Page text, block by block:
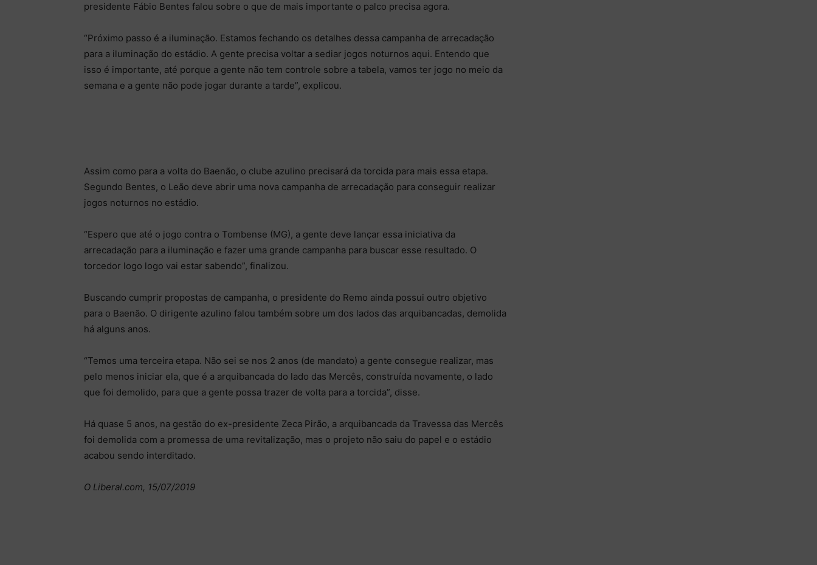
presidente Fábio Bentes falou sobre o que de mais importante o palco precisa agora.
“Próximo passo é a iluminação. Estamos fechando os detalhes dessa campanha de arrecadação
para a iluminação do estádio. A gente precisa voltar a sediar jogos noturnos aqui. Entendo que
isso é importante, até porque a gente não tem controle sobre a tabela, vamos ter jogo no meio da
semana e a gente não pode jogar durante a tarde”, explicou.
Assim como para a volta do Baenão, o clube azulino precisará da torcida para mais essa etapa.
Segundo Bentes, o Leão deve abrir uma nova campanha de arrecadação para conseguir realizar
jogos noturnos no estádio.
“Espero que até o jogo contra o Tombense (MG), a gente deve lançar essa iniciativa da
arrecadação para a iluminação e fazer uma grande campanha para buscar esse resultado. O
torcedor logo logo vai estar sabendo”, finalizou.
Buscando cumprir propostas de campanha, o presidente do Remo ainda possui outro objetivo
para o Baenão. O dirigente azulino falou também sobre um dos lados das arquibancadas, demolida
há alguns anos.
“Temos uma terceira etapa. Não sei se nos 2 anos (de mandato) a gente consegue realizar, mas
pelo menos iniciar ela, que é a arquibancada do lado das Mercês, construída novamente, o lado
que foi demolido, para que a gente possa trazer de volta para a torcida”, disse.
Há quase 5 anos, na gestão do ex-presidente Zeca Pirão, a arquibancada da Travessa das Mercês
foi demolida com a promessa de uma revitalização, mas o projeto não saiu do papel e o estádio
acabou sendo interditado.
O Liberal.com, 15/07/2019